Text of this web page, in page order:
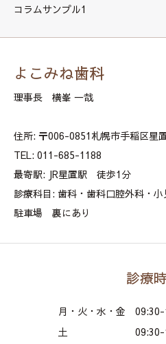
コラムサンプル1
よこみね歯科
理事長 横峯 一哉
住所: 〒006-0851札幌市手稲区星
TEL: 011-685-1188
最寄駅: JR星置駅 徒歩1分
診療科目: 歯科・歯科口腔外科・
駐車場 裏にあり
診療
月・火・水・金
土 09:30-